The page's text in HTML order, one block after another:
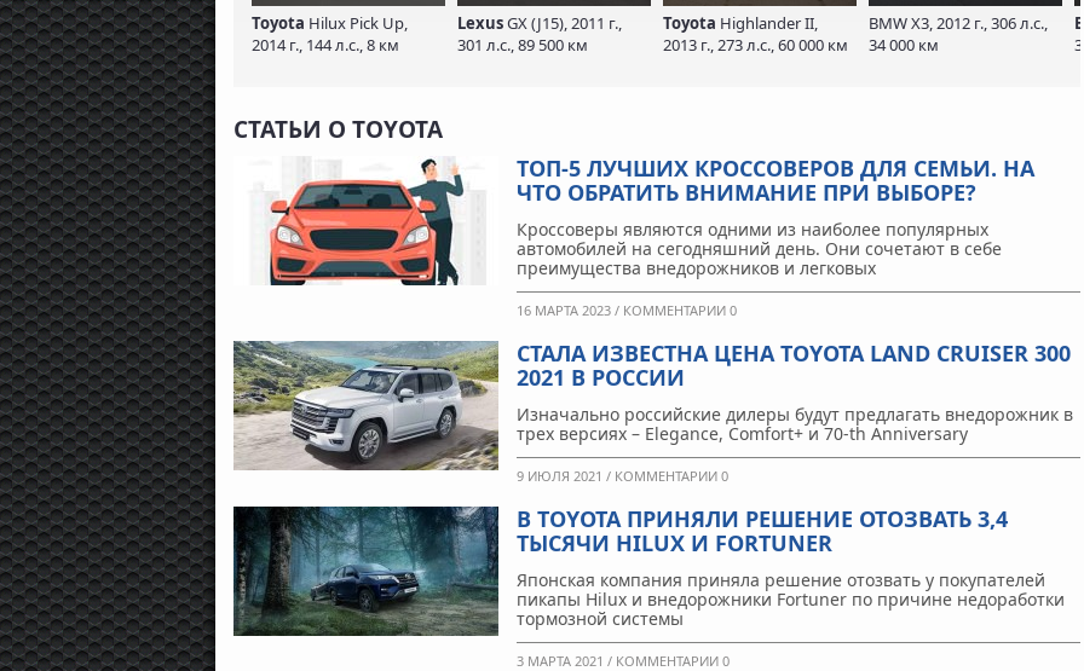
Toyota Hilux Pick Up,
2014 г., 144 л.с., 8 км
LexusGX (J15), 2011 г.,
301 л.с., 89 500 км
Toyota Highlander II,
2013 г., 273 л.с., 60 000 км
BMW X3, 2012 г., 306 л.с.,
34 000 км
СТАТЬИ О TOYOTA
ТОП-5 ЛУЧШИХ КРОССОВЕРОВ ДЛЯ СЕМЬИ. НА
ЧТО ОБРАТИТЬ ВНИМАНИЕ ПРИ ВЫБОРЕ?
Кроссоверы являются одними из наиболее популярных
автомобилей на сегодняшний день. Они сочетают в себе
преимущества внедорожников и легковых
16 МАРТА 2023 / КОММЕНТАРИИ 0
СТАЛА ИЗВЕСТНА ЦЕНА TOYOTA LAND CRUISER 300
2021 В РОССИИ
Изначально российские дилеры будут предлагать внедорожник в
трех версиях – Elegance, Comfort+ и 70-th Anniversary
9 ИЮЛЯ 2021 / КОММЕНТАРИИ 0
В TOYOTA ПРИНЯЛИ РЕШЕНИЕ ОТОЗВАТЬ 3,4
ТЫСЯЧИ HILUX И FORTUNER
Японская компания приняла решение отозвать у покупателей
пикапы Hilux и внедорожники Fortuner по причине недоработки
тормозной системы
3 МАРТА 2021 / КОММЕНТАРИИ 0